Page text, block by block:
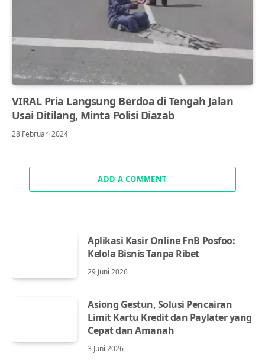
VIRAL Pria Langsung Berdoa di Tengah Jalan
Usai Ditilang, Minta Polisi Diazab
28 Februari 2024
ADD A COMMENT
Aplikasi Kasir Online FnB Posfoo:
Kelola Bisnis Tanpa Ribet
29 Juni 2026
Asiong Gestun, Solusi Pencairan
Limit Kartu Kredit dan Paylater yang
Cepat dan Amanah
3 Juni 2026